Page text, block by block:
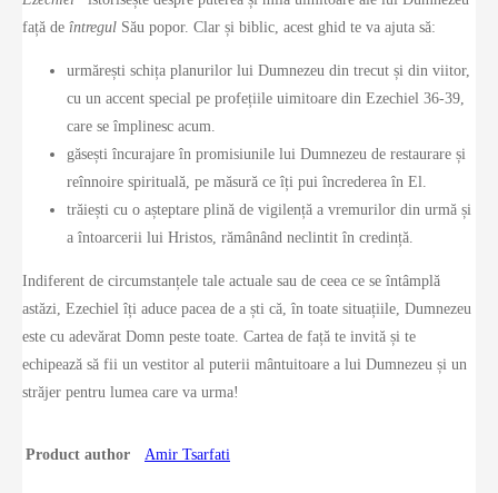
față de întregul Său popor. Clar și biblic, acest ghid te va ajuta să:
urmărești schița planurilor lui Dumnezeu din trecut și din viitor,
cu un accent special pe profețiile uimitoare din Ezechiel 36-39,
care se împlinesc acum.
găsești încurajare în promisiunile lui Dumnezeu de restaurare și
reînnoire spirituală, pe măsură ce îți pui încrederea în El.
trăiești cu o așteptare plină de vigilență a vremurilor din urmă și
a întoarcerii lui Hristos, rămânând neclintit în credință.
Indiferent de circumstanțele tale actuale sau de ceea ce se întâmplă
astăzi, Ezechiel îți aduce pacea de a ști că, în toate situațiile, Dumnezeu
este cu adevărat Domn peste toate. Cartea de față te invită și te
echipează să fii un vestitor al puterii mântuitoare a lui Dumnezeu și un
străjer pentru lumea care va urma!
Product author Amir Tsarfati